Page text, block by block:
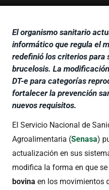
El organismo sanitario
informático que regula el
redefinió los criterios para
brucelosis. La
DT-e para categorías
fortalecer la prevención
nuevos requisitos.
El Servicio Nacional de
Agroalimentaria (Senasa)
actualización en sus
modifica la forma en que
bovina en los movimientos